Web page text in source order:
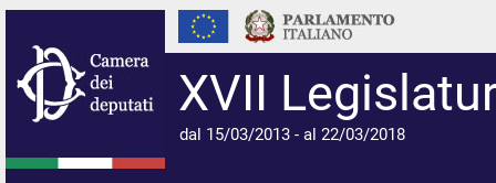
XVII
dal 15/03/2013 - al 22/03/2018